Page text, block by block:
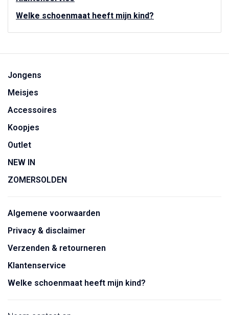
Welke schoenmaat heeft mijn kind?
Jongens
Meisjes
Accessoires
Koopjes
Outlet
NEW IN
ZOMERSOLDEN
Algemene voorwaarden
Privacy & disclaimer
Verzenden & retourneren
Klantenservice
Welke schoenmaat heeft mijn kind?